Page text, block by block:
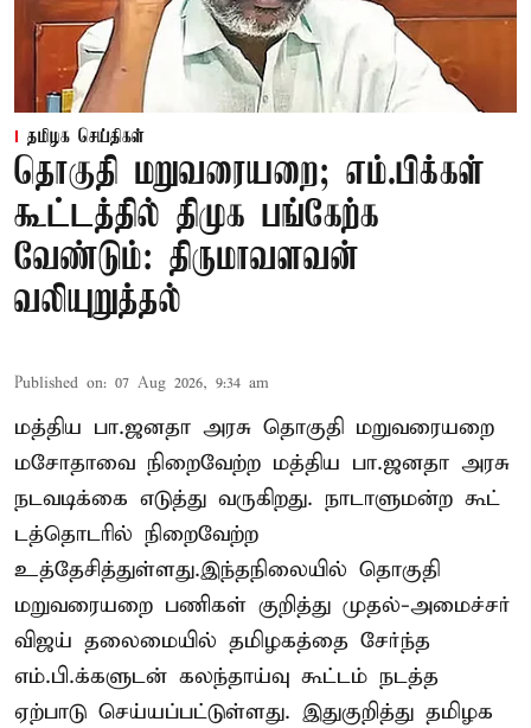
தமிழக செய்திகள்
தொகுதி மறுவரையறை; எம்.பிக்கள்
கூட்டத்தில் திமுக பங்கேற்க
வேண்டும்: திருமாவளவன்
வலியுறுத்தல்
Published on: 07 Aug 2026, 9:34 am
மத்திய பா.ஜனதா அரசு தொகுதி மறுவரையறை
மசோதாவை நிறைவேற்ற மத்திய பா.ஜனதா அரசு
நடவடிக்கை எடுத்து வருகிறது. நாடாளுமன்ற கூட்
டத்தொடரில் நிறைவேற்ற
உத்தேசித்துள்ளது.இந்தநிலையில் தொகுதி
மறுவரையறை பணிகள் குறித்து முதல்-அமைச்சர்
விஜய் தலைமையில் தமிழகத்தை சேர்ந்த
எம்.பி.க்களுடன் கலந்தாய்வு கூட்டம் நடத்த
ஏற்பாடு செய்யப்பட்டுள்ளது. இதுகுறித்து தமிழக